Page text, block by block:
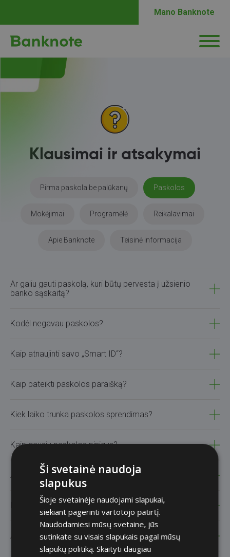
Mano Banknote
Klausimai ir atsakymai
Pirma paskola be palūkanų Paskolos
Mokėjimai Programėlė Reikalavimai
Apie Banknote Teisinė informacija
Ar galiu gauti paskolą, kuri būtų pervesta į užsienio
banko sąskaitą?
Kodėl negavau paskolos?
Kaip atnaujinti savo „Smart ID“?
Kaip pateikti paskolos paraišką?
Kiek laiko trunka paskolos sprendimas?
Kaip gausiu paskolos pinigus?
Ar galima pateikti paraišką internetu?
Kokius dokumentus reikia pateikti?
Ar galiu pateikti kelias paraiškas vienu metu?
Ši svetainė naudoja
slapukus
Šioje svetainėje naudojami slapukai,
siekiant pagerinti vartotojo patirtį.
Naudodamiesi mūsų svetaine, jūs
sutinkate su visais slapukais pagal mūsų
slapukų politiką.Skaityti daugiau